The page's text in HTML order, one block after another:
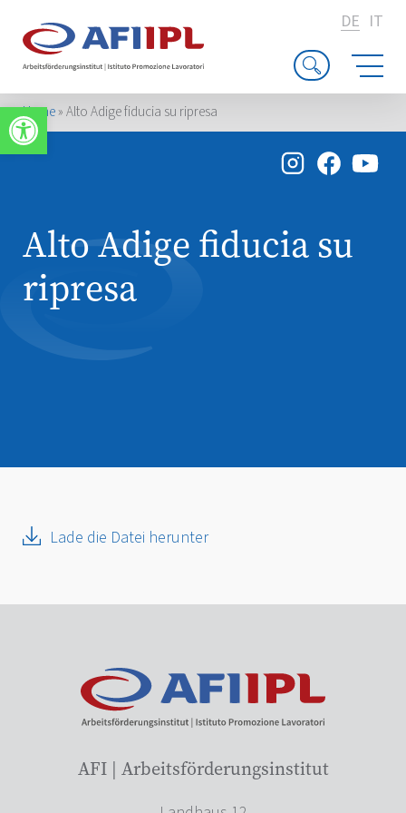
Werkzeugleiste öffnen
DE IT
Home»Alto Adige fiducia su ripresa
Alto Adige fiducia su
ripresa
Lade die Datei herunter
AFI | Arbeitsförderungsinstitut